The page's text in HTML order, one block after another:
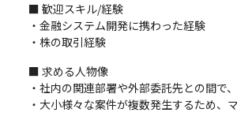
・バックエンド開発: 日本のベンダーが担当
■チーム・ポジションの魅力
・弊社の強みである米国株取引の最前線
・ビジネス部門と連携しながら、自身
う醍醐味を味わえます。
■ 歓迎スキル/経験
・金融システム開発に携わった経験
・株の取引経験
■ 求める人物像
・社内の関連部署や外部委託先との間
・大小様々な案件が複数発生するため、